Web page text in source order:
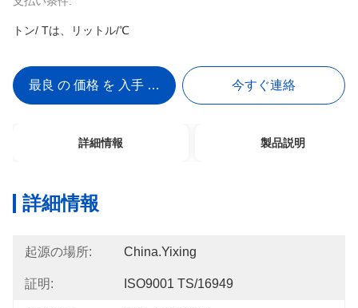
トン/ Tは、リットル/℃
最良 の 価格 を 入手 する 今すぐ連絡
詳細情報 製品説明
詳細情報
起源の場所: China.Yixing
証明: ISO9001 TS/16949